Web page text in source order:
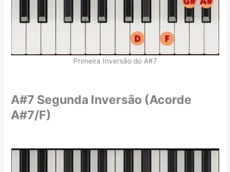
Primeira Inversão do A#7
A#7 Segunda Inversão (Acorde
A#7/F)